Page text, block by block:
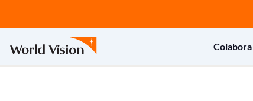
Colabora